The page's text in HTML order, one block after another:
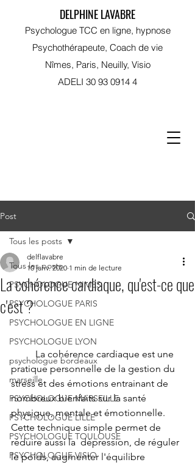
Psychologue TCC en ligne, hypnose
Psychothérapeute, Coach de vie
Nîmes, Paris, Neuilly, Visio
ADELI 30 93 0914 4
DELPHINE LAVABRE
Post
Tous les posts
PSYCHOLOGUE NIMES
PSYCHOLOGUE PARIS
PSYCHOLOGUE EN LIGNE
PSYCHOLOGUE LYON
psychologue bordeaux
marseille
PSYCHOLOGUE MARSEILLE
PSYCHOLOGUE LILLE
PSYCHOLOGUE TOULOUSE
PSYCHOLOGUE VISIO
Tous les posts
La cohérence cardiaque, qu'est-ce que
c'est ?
delflavabre
10 janv. 2020 1 min de lecture
	La cohérence cardiaque est une
pratique personnelle de la gestion du
stress et des émotions entrainant de
nombreux bienfaits sur la santé
physique, mentale et émotionnelle.
Cette technique simple permet de
réduire aussi la  dépression, de réguler
le poids, augmenter l'équilibre